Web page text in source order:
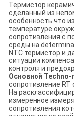
Термистор
сделанный из
особенность что
температуре
сопротивления с
среды на
NTC термистор и
ситуации
контроля и
Основной
сопротивление RT
На
измеренное
сопротивления